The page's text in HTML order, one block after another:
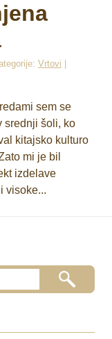
Vrtovi
sem se
srednji šoli, ko
kitajsko kulturo
mi je bil
izdelave
visoke...